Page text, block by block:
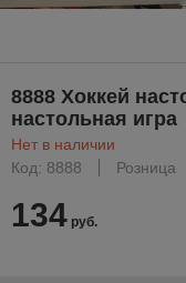
8888 Хоккей
настольная игра
Нет в наличии
Код: 8888
Розница
134 руб.